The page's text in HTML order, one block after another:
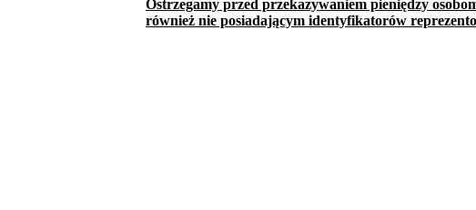
Ostrzegamy przed przekazywaniem pieniędzy
również nie posiadającym identyfikatorów